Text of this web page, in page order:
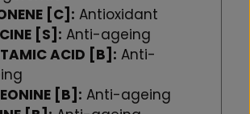
[C]: Antioxidant
[S]: Anti-ageing
ACID [B]: Anti-
[B]: Anti-ageing